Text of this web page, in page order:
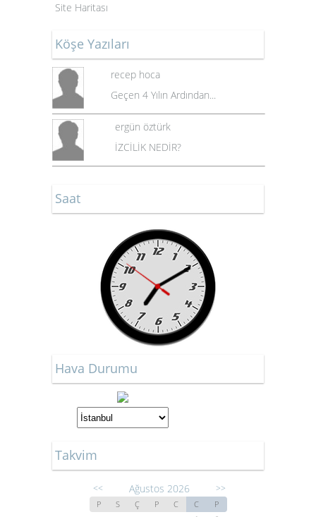
Site Haritası
Köşe Yazıları
recep hoca
Geçen 4 Yılın Ardından...
ergün öztürk
İZCİLİK NEDİR?
Saat
Hava Durumu
Takvim
<< Ağustos 2026 >>
P S Ç P C C P